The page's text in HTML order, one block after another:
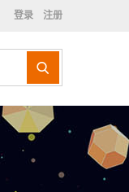
登录 注册